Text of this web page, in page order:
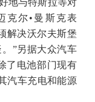
地与特斯拉等对
克尔•曼斯克表
解决沃尔夫斯堡
”另据大众汽车
了电池部门现有
汽车充电和能源